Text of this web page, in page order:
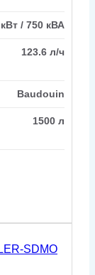
/ 750 кВА
123.6 л/ч
Baudouin
1500 л